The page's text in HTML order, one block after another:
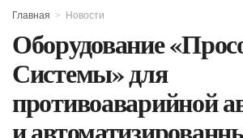
Главная Новости
Оборудование
Системы» для
противоаварийной